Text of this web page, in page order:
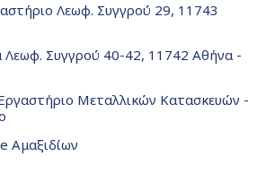
Λεωφ. Συγγρού 29, 11743
Λεωφ. Συγγρού 40-42, 11742 Αθήνα -
Μεταλλικών Κατασκευών -
Αμαξιδίων